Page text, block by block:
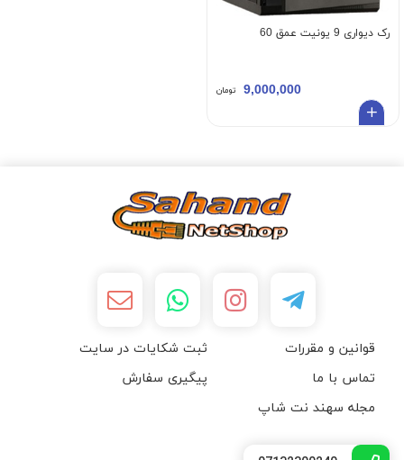
رک دیواری 9 یونیت عمق 60
9,000,000 تومان
قوانین و مقررات
ثبت شکایات در سایت
تماس با ما
پیگیری سفارش
مجله سهند نت شاپ